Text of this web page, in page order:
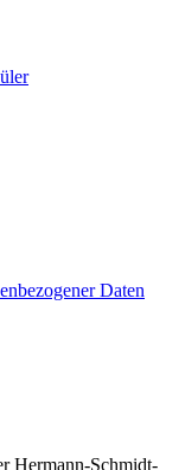
Daten
Hermann-Schmidt-